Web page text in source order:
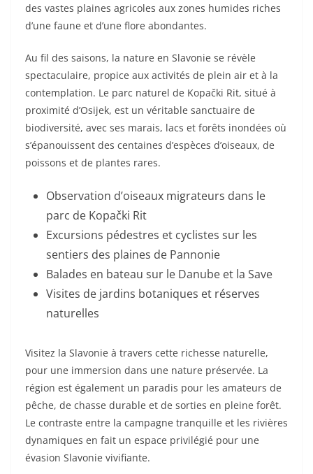
des vastes plaines agricoles aux zones humides riches
d’une faune et d’une flore abondantes.
Au fil des saisons, la nature en Slavonie se révèle
spectaculaire, propice aux activités de plein air et à la
contemplation. Le parc naturel de Kopački Rit, situé à
proximité d’Osijek, est un véritable sanctuaire de
biodiversité, avec ses marais, lacs et forêts inondées où
s’épanouissent des centaines d’espèces d’oiseaux, de
poissons et de plantes rares.
Observation d’oiseaux migrateurs dans le
parc de Kopački Rit
Excursions pédestres et cyclistes sur les
sentiers des plaines de Pannonie
Balades en bateau sur le Danube et la Save
Visites de jardins botaniques et réserves
naturelles
Visitez la Slavonie à travers cette richesse naturelle,
pour une immersion dans une nature préservée. La
région est également un paradis pour les amateurs de
pêche, de chasse durable et de sorties en pleine forêt.
Le contraste entre la campagne tranquille et les rivières
dynamiques en fait un espace privilégié pour une
évasion Slavonie vivifiante.